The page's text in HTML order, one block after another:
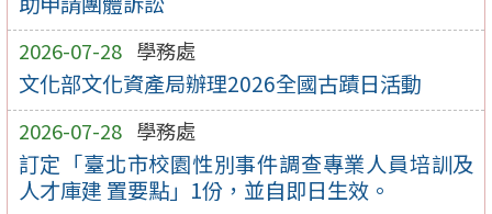
2026-07-28 學務處
文化部文化資產局辦理2026全國古蹟日活動
2026-07-28 學務處
訂定「臺北市校園性別事件調查專業人員培訓及
人才庫建 置要點」1份，並自即日生效。